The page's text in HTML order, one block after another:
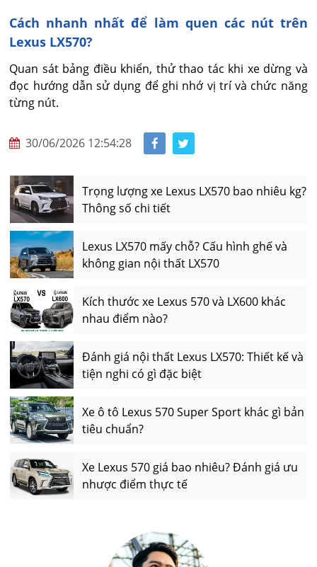
Cách nhanh nhất để làm quen các nút trên
Lexus LX570?
Quan sát bảng điều khiển, thử thao tác khi xe dừng và
đọc hướng dẫn sử dụng để ghi nhớ vị trí và chức năng
từng nút.
30/06/2026 12:54:28
Trọng lượng xe Lexus LX570 bao nhiêu kg?
Thông số chi tiết
Lexus LX570 mấy chỗ? Cấu hình ghế và
không gian nội thất LX570
Kích thước xe Lexus 570 và LX600 khác
nhau điểm nào?
Đánh giá nội thất Lexus LX570: Thiết kế và
tiện nghi có gì đặc biệt
Xe ô tô Lexus 570 Super Sport khác gì bản
tiêu chuẩn?
Xe Lexus 570 giá bao nhiêu? Đánh giá ưu
nhược điểm thực tế